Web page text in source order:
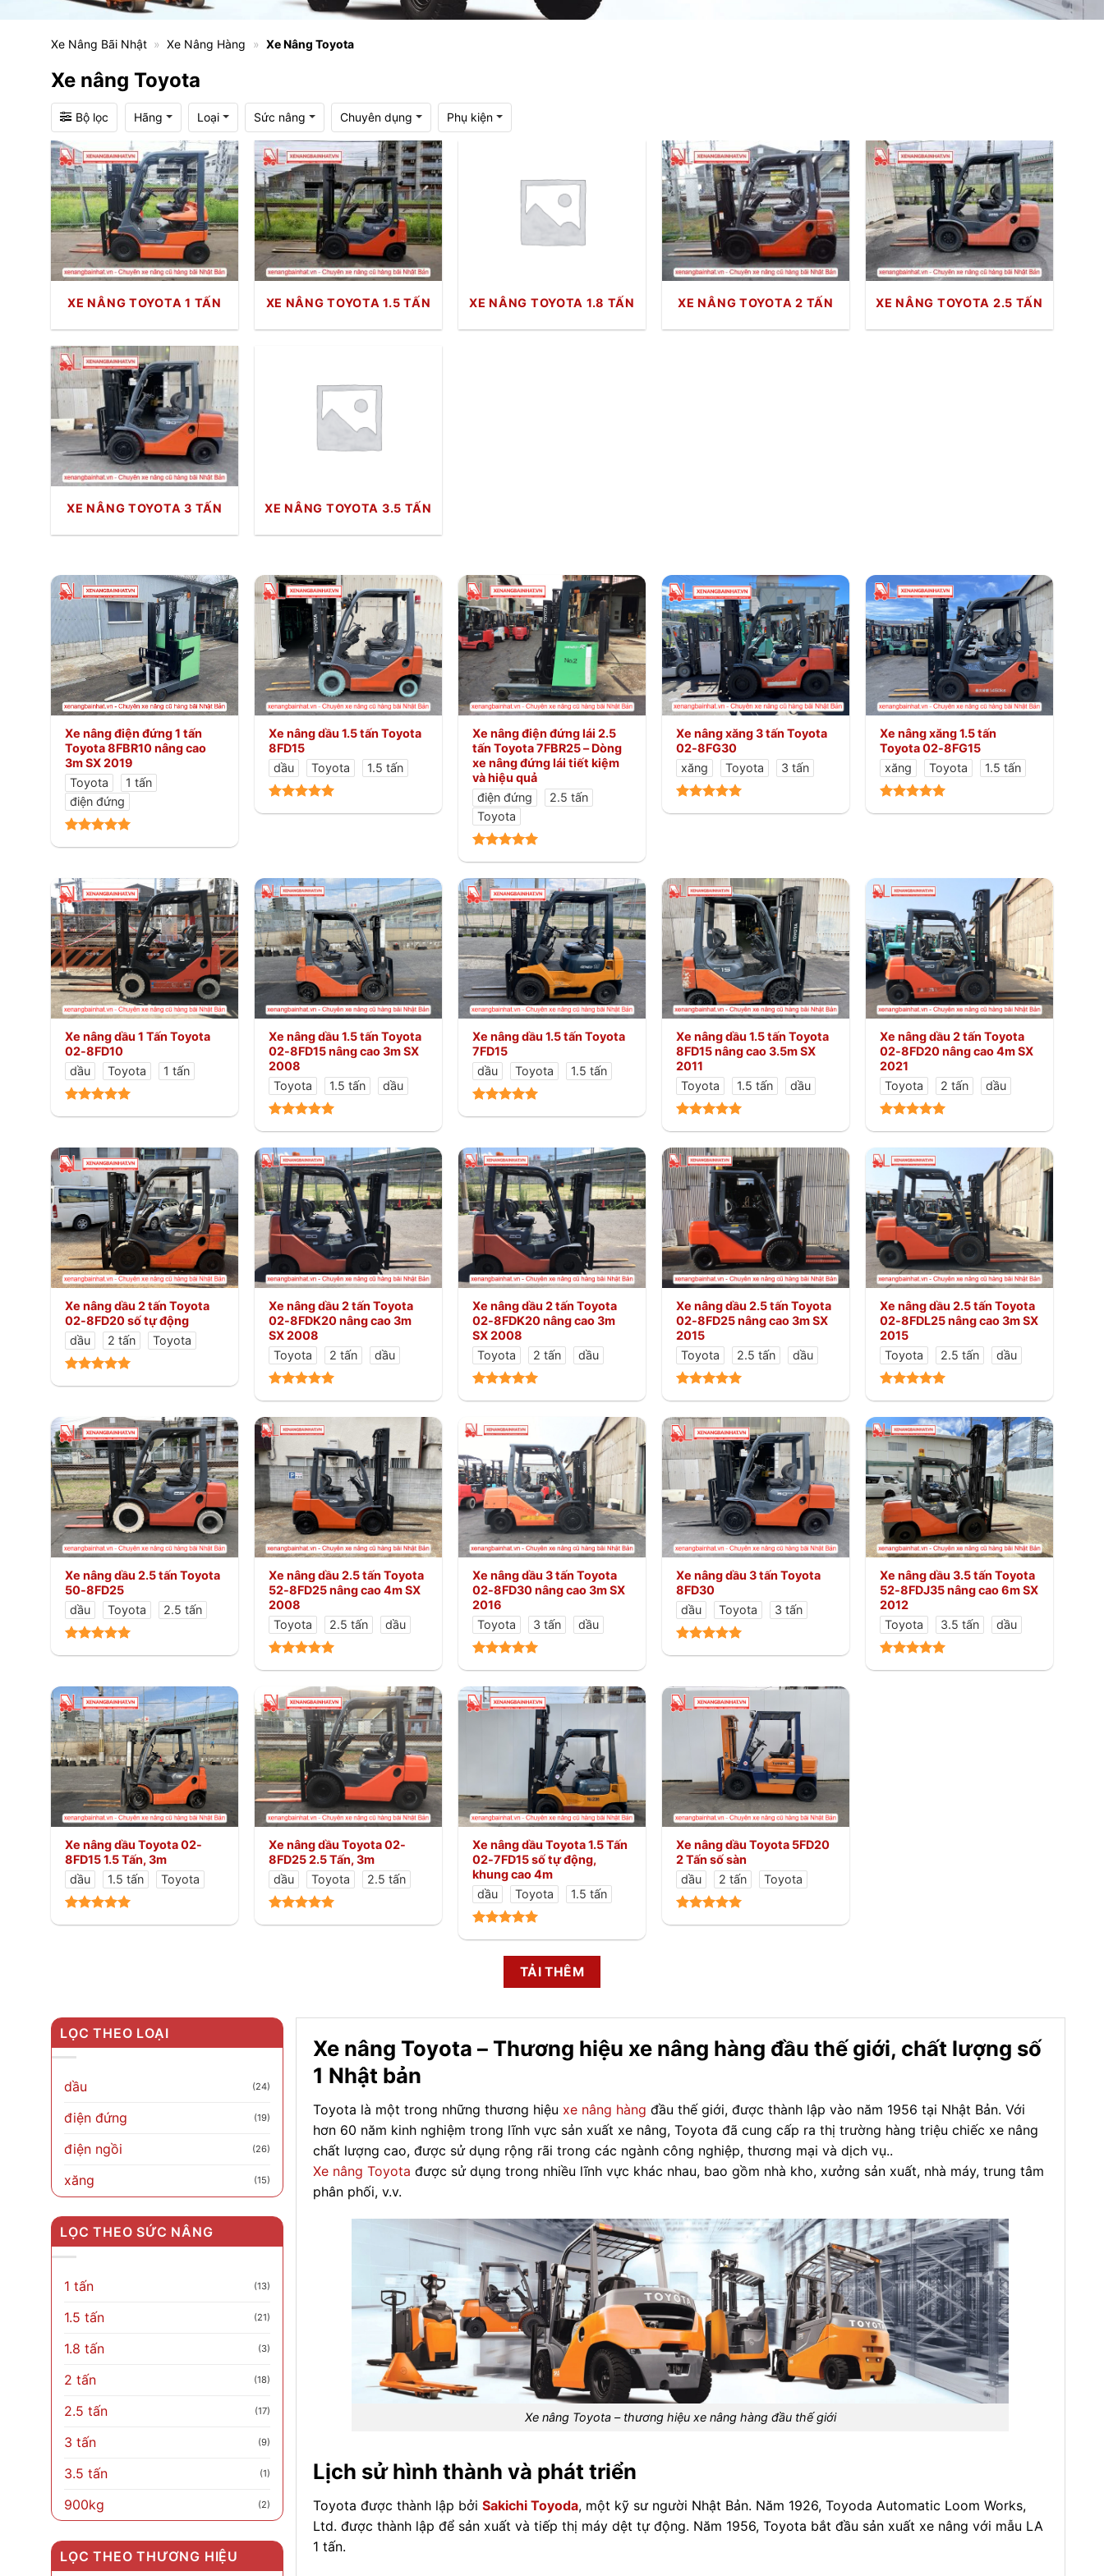
Xe Nâng Bãi Nhật » Xe Nâng Hàng » Xe Nâng Toyota
Xe nâng Toyota
Bộ lọc Hãng Loại Sức nâng Chuyên dụng Phụ kiện
XE NÂNG TOYOTA 1 TẤN XE NÂNG TOYOTA 1.5 TẤN XE NÂNG TOYOTA 1.8 TẤN XE NÂNG TOYOTA 2 TẤN XE NÂNG TOYOTA 2.5 TẤN
XE NÂNG TOYOTA 3 TẤN XE NÂNG TOYOTA 3.5 TẤN
Xe nâng điện đứng 1 tấn
Toyota 8FBR10 nâng cao
3m SX 2019
Toyota
1 tấn
điện đứng
Xe nâng dầu 1.5 tấn Toyota
8FD15
dầu
Toyota 1.5 tấn
Xe nâng điện đứng lái 2.5
tấn Toyota 7FBR25 – Dòng
xe nâng đứng lái tiết kiệm
và hiệu quả
điện đứng
2.5 tấn
Toyota
Xe nâng xăng 3 tấn Toyota
02-8FG30
xăng
Toyota 3 tấn
Xe nâng xăng 1.5 tấn
Toyota 02-8FG15
xăng
Toyota 1.5 tấn
Xe nâng dầu 1 Tấn Toyota
02-8FD10
dầu
Toyota 1 tấn
Xe nâng dầu 1.5 tấn Toyota
02-8FD15 nâng cao 3m SX
2008
Toyota
1.5 tấn dầu
Xe nâng dầu 1.5 tấn Toyota
7FD15
dầu
Toyota 1.5 tấn
Xe nâng dầu 1.5 tấn Toyota
8FD15 nâng cao 3.5m SX
2011
Toyota
1.5 tấn dầu
Xe nâng dầu 2 tấn Toyota
02-8FD20 nâng cao 4m SX
2021
Toyota
2 tấn dầu
Xe nâng dầu 2 tấn Toyota
02-8FD20 số tự động
dầu
2 tấn Toyota
Xe nâng dầu 2 tấn Toyota
02-8FDK20 nâng cao 3m
SX 2008
Toyota
2 tấn dầu
Xe nâng dầu 2 tấn Toyota
02-8FDK20 nâng cao 3m
SX 2008
Toyota
2 tấn dầu
Xe nâng dầu 2.5 tấn Toyota
02-8FD25 nâng cao 3m SX
2015
Toyota
2.5 tấn dầu
Xe nâng dầu 2.5 tấn Toyota
02-8FDL25 nâng cao 3m SX
2015
Toyota
2.5 tấn dầu
Xe nâng dầu 2.5 tấn Toyota
50-8FD25
dầu
Toyota 2.5 tấn
Xe nâng dầu 2.5 tấn Toyota
52-8FD25 nâng cao 4m SX
2008
Toyota
2.5 tấn dầu
Xe nâng dầu 3 tấn Toyota
02-8FD30 nâng cao 3m SX
2016
Toyota
3 tấn dầu
Xe nâng dầu 3 tấn Toyota
8FD30
dầu
Toyota 3 tấn
Xe nâng dầu 3.5 tấn Toyota
52-8FDJ35 nâng cao 6m SX
2012
Toyota
3.5 tấn dầu
Xe nâng dầu Toyota 02-
8FD15 1.5 Tấn, 3m
dầu
1.5 tấn Toyota
Xe nâng dầu Toyota 02-
8FD25 2.5 Tấn, 3m
dầu
Toyota 2.5 tấn
Xe nâng dầu Toyota 1.5 Tấn
02-7FD15 số tự động,
khung cao 4m
dầu
Toyota 1.5 tấn
Xe nâng dầu Toyota 5FD20
2 Tấn số sàn
dầu
2 tấn Toyota
TẢI THÊM
Xe nâng Toyota – Thương hiệu xe nâng hàng đầu thế giới, chất lượng số
1 Nhật bản
Toyota là một trong những thương hiệu xe nâng hàng đầu thế giới, được thành lập vào năm 1956 tại Nhật Bản. Với
hơn 60 năm kinh nghiệm trong lĩnh vực sản xuất xe nâng, Toyota đã cung cấp ra thị trường hàng triệu chiếc xe nâng
chất lượng cao, được sử dụng rộng rãi trong các ngành công nghiệp, thương mại và dịch vụ..
Xe nâng Toyota được sử dụng trong nhiều lĩnh vực khác nhau, bao gồm nhà kho, xưởng sản xuất, nhà máy, trung tâm
phân phối, v.v.
Xe nâng Toyota – thương hiệu xe nâng hàng đầu thế giới
Lịch sử hình thành và phát triển
Toyota được thành lập bởi Sakichi Toyoda, một kỹ sư người Nhật Bản. Năm 1926, Toyoda Automatic Loom Works,
Ltd. được thành lập để sản xuất và tiếp thị máy dệt tự động. Năm 1956, Toyota bắt đầu sản xuất xe nâng với mẫu LA
1 tấn.
LỌC THEO LOẠI
dầu (24)
điện đứng (19)
điện ngồi (26)
xăng (15)
LỌC THEO SỨC NÂNG
1 tấn (13)
1.5 tấn (21)
1.8 tấn (3)
2 tấn (18)
2.5 tấn (17)
3 tấn (9)
3.5 tấn (1)
900kg (2)
LỌC THEO THƯƠNG HIỆU